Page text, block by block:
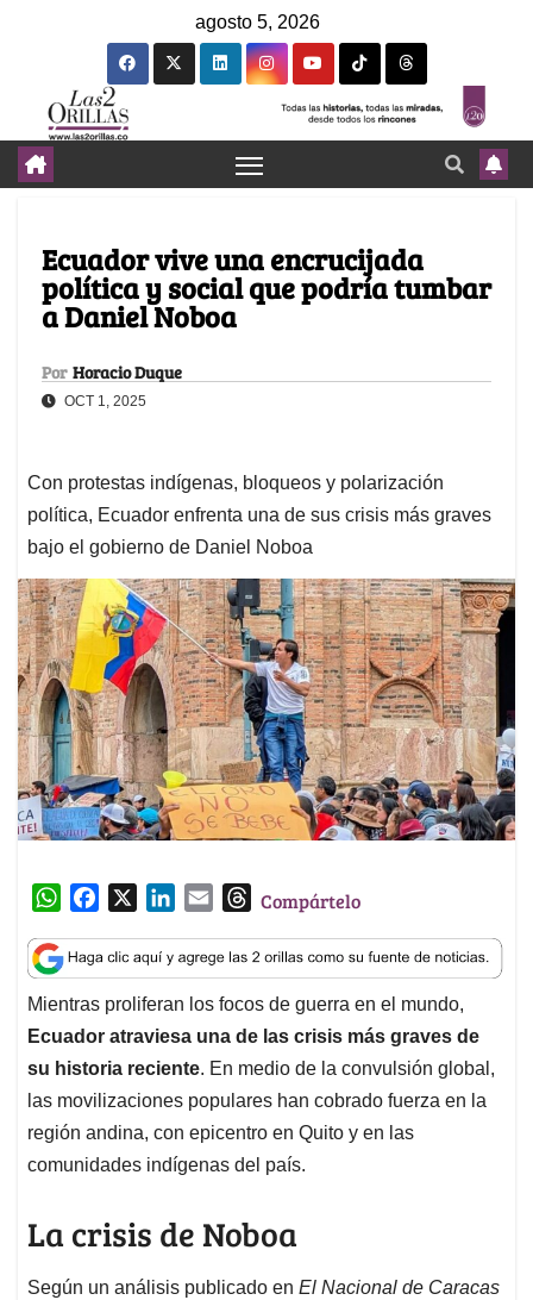
agosto 5, 2026
Ecuador vive una encrucijada
política y social que podría tumbar
a Daniel Noboa
Por Horacio Duque
OCT 1, 2025
Con protestas indígenas, bloqueos y polarización
política, Ecuador enfrenta una de sus crisis más graves
bajo el gobierno de Daniel Noboa
W
a
t
s
A
p
p
c
e
b
o
o
k
n
k
e
d
I
n
a
i
l
T
r
e
a
d
s
Compártelo
Mientras proliferan los focos de guerra en el mundo,
Ecuador atraviesa una de las crisis más graves de
su historia reciente. En medio de la convulsión global,
las movilizaciones populares han cobrado fuerza en la
región andina, con epicentro en Quito y en las
comunidades indígenas del país.
La crisis de Noboa
Según un análisis publicado en El Nacional de Caracas